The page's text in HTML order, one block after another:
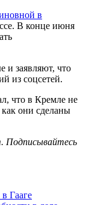
в
В конце июня
заявляют, что
из соцсетей.
что в Кремле не
как они сделаны
Подписывайтесь
Гааге